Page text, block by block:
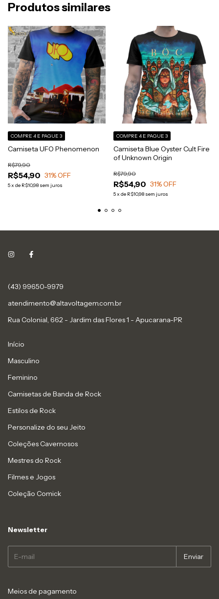
Produtos similares
Camiseta UFO Phenomenon
R$54,90
R$79,90
31% OFF
5x de R$10,98 sem juros
COMPRE 4 E PAGUE 3
Camiseta Blue Oyster Cult Fire
of Unknown Origin
R$54,90
R$79,90
31% OFF
5x de R$10,98 sem juros
COMPRE 4 E PAGUE 3
(43) 99650-9979
atendimento@altavoltagem.com.br
Rua Colonial, 662 - Jardim das Flores 1 - Apucarana-PR
Início
Masculino
Feminino
Camisetas de Banda de Rock
Estilos de Rock
Personalize do seu Jeito
Coleções Cavernosos
Mestres do Rock
Filmes e Jogos
Coleção Comick
Newsletter
Meios de pagamento